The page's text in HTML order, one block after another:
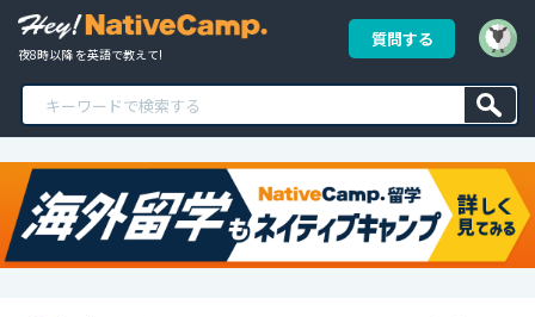
夜8時以降 を英語で教えて!
質問する